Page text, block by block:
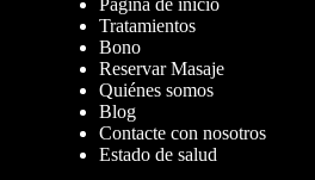
Página de inicio
Tratamientos
Bono
Reservar Masaje
Quiénes somos
Blog
Contacte con nosotros
Estado de salud